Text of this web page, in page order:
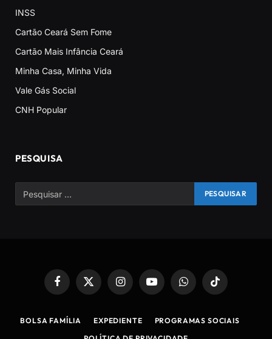
INSS
Cartão Ceará Sem Fome
Cartão Mais Infância Ceará
Minha Casa, Minha Vida
Vale Gás Social
CNH Popular
PESQUISA
Facebook
X
InstagramYouTubeWhatsAppTikTok
BOLSA FAMÍLIA EXPEDIENTE
PROGRAMAS SOCIAIS